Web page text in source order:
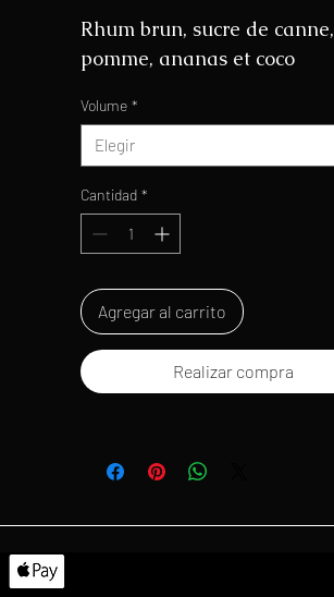
Rhum brun, sucre de canne,
pomme, ananas et coco
Volume *
Elegir
Cantidad *
Agregar al carrito
Realizar compra